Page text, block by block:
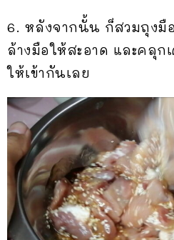
6. หลังจากนั้น​ ก็สวมถุงมื
ล้างมือให้สะอาด​ และคลุก
ให้เข้ากันเลย